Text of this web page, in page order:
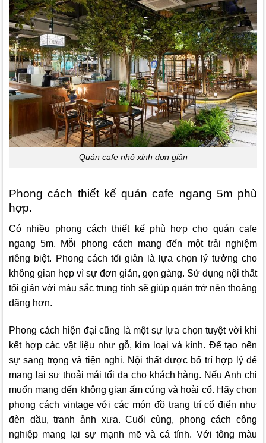
Quán cafe nhỏ xinh đơn giản
Phong cách thiết kế quán cafe ngang 5m phù
hợp.
Có nhiều phong cách thiết kế phù hợp cho quán cafe
ngang 5m. Mỗi phong cách mang đến một trải nghiệm
riêng biệt. Phong cách tối giản là lựa chọn lý tưởng cho
không gian hẹp vì sự đơn giản, gọn gàng. Sử dụng nội thất
tối giản với màu sắc trung tính sẽ giúp quán trở nên thoáng
đãng hơn.
Phong cách hiện đại cũng là một sự lựa chọn tuyệt vời khi
kết hợp các vật liệu như gỗ, kim loại và kính. Để tạo nên
sự sang trọng và tiện nghi. Nội thất được bố trí hợp lý để
mang lại sự thoải mái tối đa cho khách hàng. Nếu Anh chị
muốn mang đến không gian ấm cúng và hoài cổ. Hãy chọn
phong cách vintage với các món đồ trang trí cổ điển như
đèn dầu, tranh ảnh xưa. Cuối cùng, phong cách công
nghiệp mang lại sự mạnh mẽ và cá tính. Với tông màu